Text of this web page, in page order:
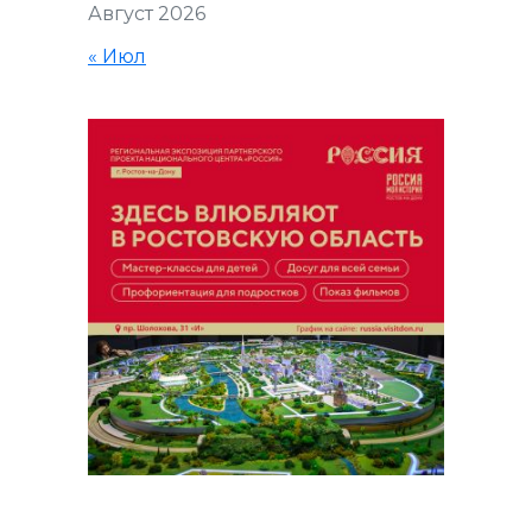
Август 2026
« Июл